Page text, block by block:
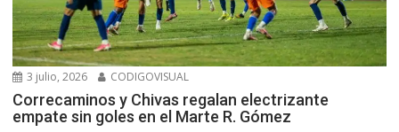
3 julio, 2026 CODIGOVISUAL
Correcaminos y Chivas regalan electrizante
empate sin goles en el Marte R. Gómez